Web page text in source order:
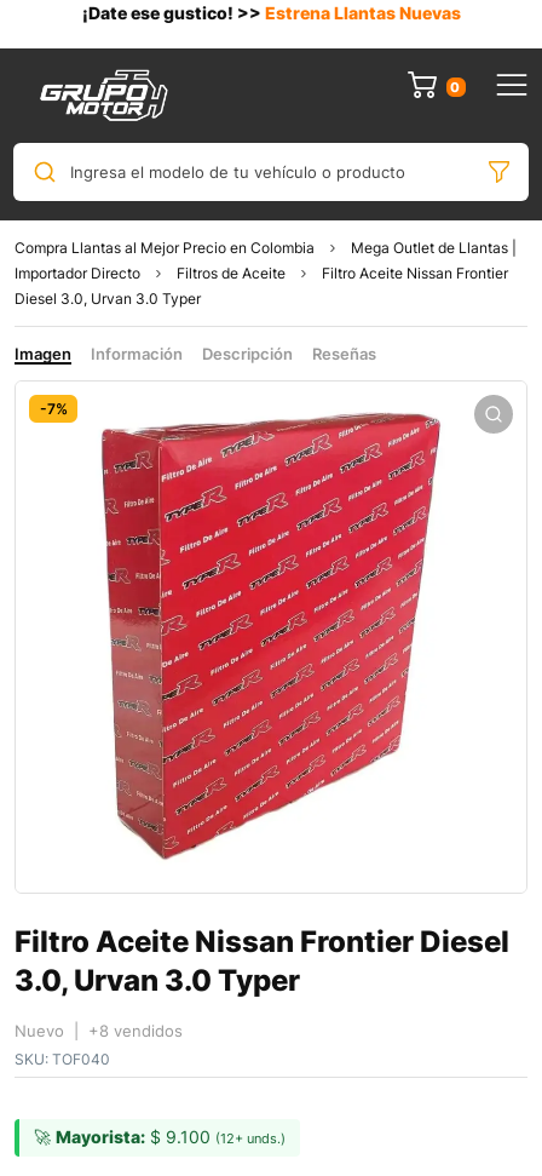
¡Date ese gustico! >> Estrena Llantas Nuevas
0
Ingresa el modelo de tu vehículo o producto
Compra Llantas al Mejor Precio en Colombia
Mega Outlet de Llantas |
Importador Directo
Filtros de Aceite
Filtro Aceite Nissan Frontier
Diesel 3.0, Urvan 3.0 Typer
Imagen Información Descripción Reseñas
-7%
Filtro Aceite Nissan Frontier Diesel
3.0, Urvan 3.0 Typer
Nuevo | +8 vendidos
SKU: TOF040
🚀 Mayorista: $ 9.100 (12+ unds.)